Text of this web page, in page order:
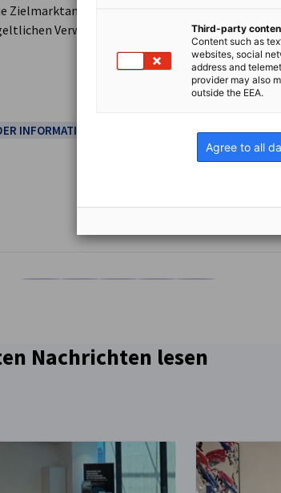
steht der Germany Trade &
Verwertung zur Verfügung.
INFORMATIONEN WIRTSCHAFT & BUSINESS
Nachrichten lesen
Third-party
Content such as
websites, social
address and
provider may also
outside the EEA.
Agree to all